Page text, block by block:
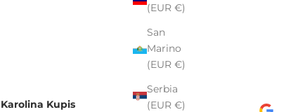
(EUR €)
San
Marino
(EUR €)
Serbia
(EUR €)
Karolina Kupis